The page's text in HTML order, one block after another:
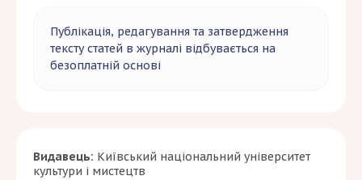
Видавець: Київський національний університет
культури і мистецтв
Публікація, редагування та затвердження
тексту статей в журналі відбувається на
безоплатній основі